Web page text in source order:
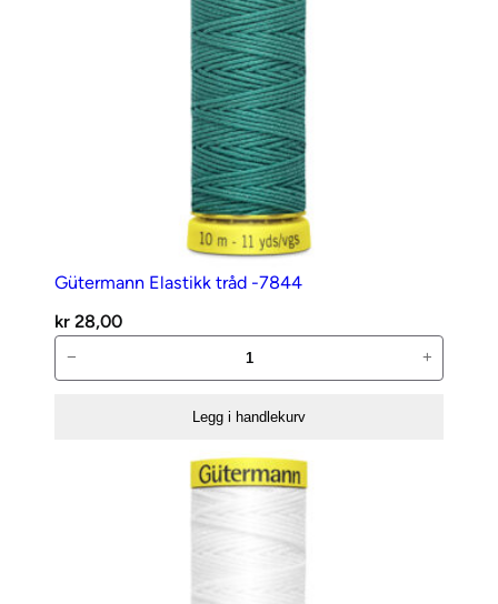
Gütermann Elastikk tråd -7844
kr 28,00
Elastikk
− +
Legg i handlekurv